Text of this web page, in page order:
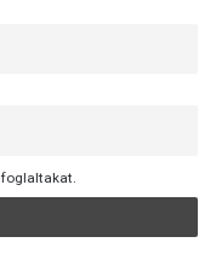
foglaltakat.